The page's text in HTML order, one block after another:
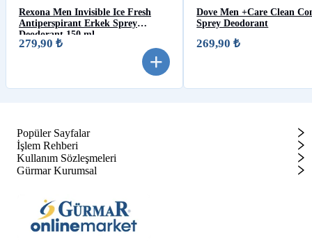
Rexona Men Invisible Ice Fresh
Antiperspirant Erkek Sprey
Deodorant 150 ml
279,90 ₺
Dove Men +Care Clean
Sprey Deodorant
269,90 ₺
Popüler Sayfalar
İşlem Rehberi
Kullanım Sözleşmeleri
Gürmar Kurumsal